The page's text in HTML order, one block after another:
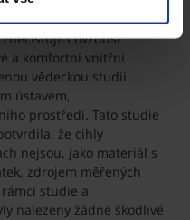
ovzduší
a komfortní vnitřní
vědeckou studií
ústavem,
prostředí. Tato studie
že cihly
nejsou, jako materiál s
zdrojem měřených
studie a
nalezeny žádné škodlivé